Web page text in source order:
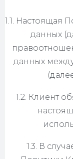
1.1. Настоящая
данных
данных между
1.2. Клиент
1.3. В